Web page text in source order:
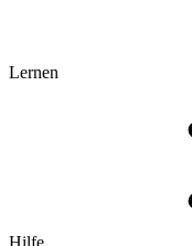
Lernen
Hilfe